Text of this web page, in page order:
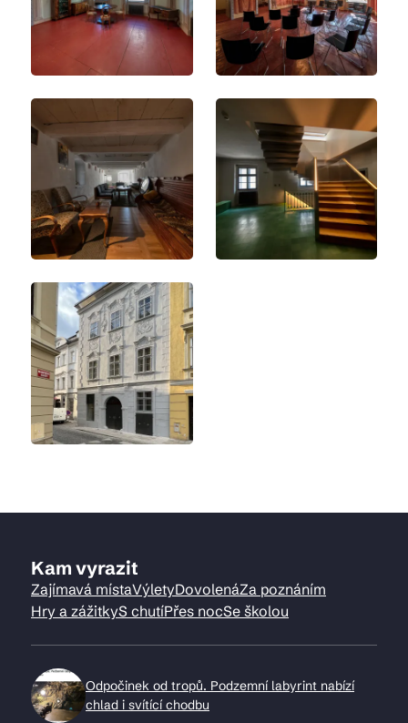
Kam vyrazit
Zajímavá místaVýletyDovolenáZa poznáním
Hry a zážitkyS chutíPřes nocSe školou
Odpočinek od tropů. Podzemní labyrint nabízí
chlad i svítící chodbu